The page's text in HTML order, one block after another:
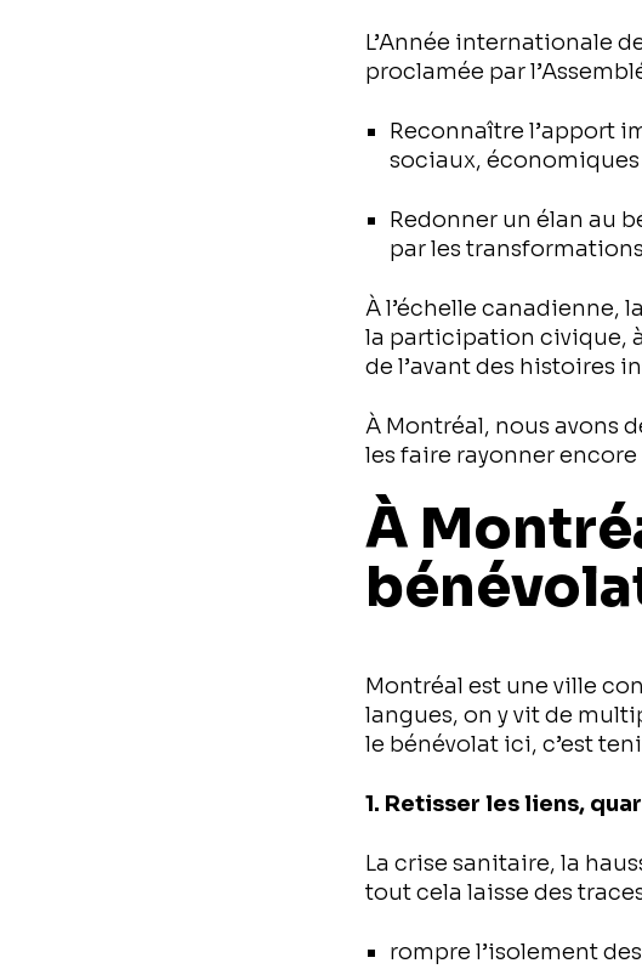
L’Année internationale
proclamée par
Reconnaître l’apport
sociaux,
Redonner un élan au
par les
À l’échelle canadienne,
la participation civique,
de l’avant des histoires
À Montréal, nous avons
les faire rayonner encore
À
Montréal est une ville
langues, on y vit de
le bénévolat ici, c’est
1. Retisser les liens,
La crise sanitaire, la
tout cela laisse des
rompre l’isolement